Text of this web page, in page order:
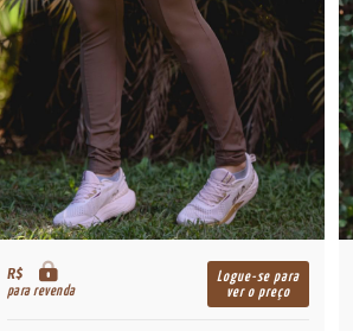
R$
para revenda
Logue-se para
ver o preço